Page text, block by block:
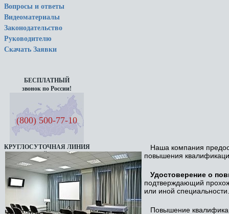
Вопросы и ответы
Видеоматериалы
Законодательство
Руководителю
Скачать Заявки
БЕСПЛАТНЫЙ
звонок по России!
(800) 500-77-10
КРУГЛОСУТОЧНАЯ ЛИНИЯ
СЕМЬ ДНЕЙ В НЕДЕЛЮ
Наша компания
повышения
Удостоверение о
подтверждающий
или иной специальности.
Повышение